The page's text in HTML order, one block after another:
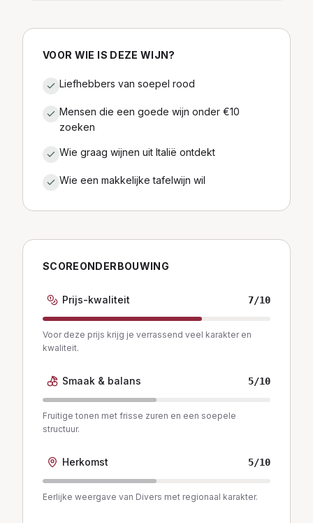
VOOR WIE IS DEZE WIJN?
Liefhebbers van soepel rood
Mensen die een goede wijn onder €10
zoeken
Wie graag wijnen uit Italië ontdekt
Wie een makkelijke tafelwijn wil
SCOREONDERBOUWING
Prijs-kwaliteit 7/10
Voor deze prijs krijg je verrassend veel karakter en
kwaliteit.
Smaak & balans 5/10
Fruitige tonen met frisse zuren en een soepele
structuur.
Herkomst 5/10
Eerlijke weergave van Divers met regionaal karakter.